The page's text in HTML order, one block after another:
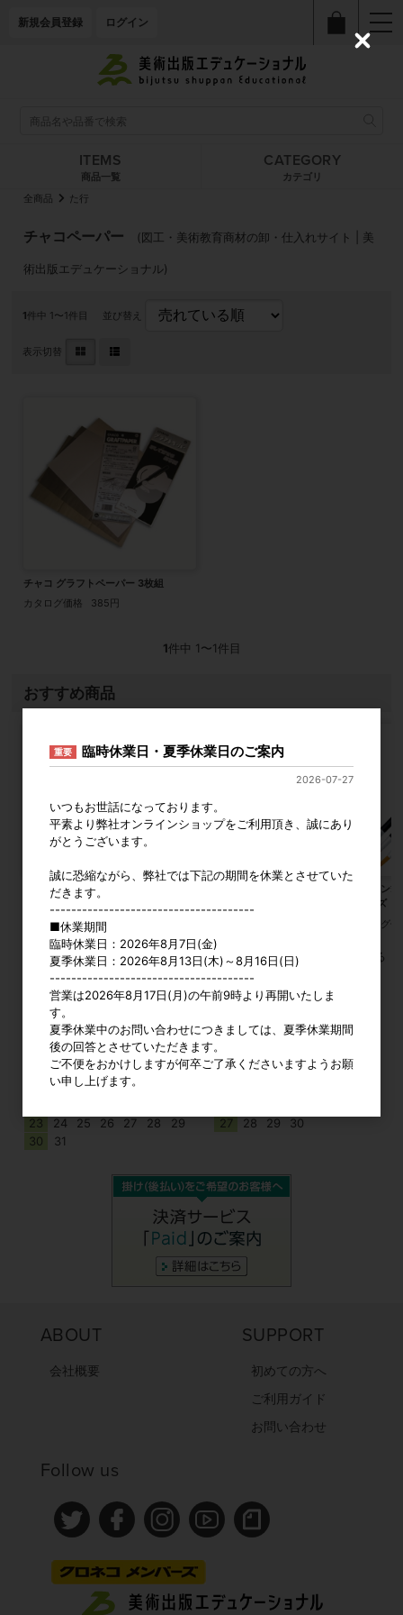
新規会員登録 ログイン
ITEMS
商品一覧
CATEGORY
カテゴリ
全商品
た行
チャコペーパー (図工・美術教育商材の卸・仕入れサイト | 美
術出版エデュケーショナル)
1件中 1〜1件目 並び替え
表示切替
チャコ グラフトペーパー 3枚組
カタログ価格
385円
1件中 1〜1件目
おすすめ商品
かた丸
カタログ価格
290円
参考上代
2,300円
デザイン
3サイズ
カタログ価
すべてのおすすめ商品を見る
月 火 水 木 金
土
1
3 4 5 6 7
8
10 11 12 13
23
24 25 26 27 28
29
30
31
日
月 火 水 木 金
6
7 8 9 10 11
27
28 29 30
ABOUT
会社概要
SUPPORT
初めての方へ
ご利用ガイド
お問い合わせ
Follow us
重要 臨時休業日・夏季休業日のご案内
2026-07-27
いつもお世話になっております。
平素より弊社オンラインショップをご利用頂き、誠にあり
がとうございます。
誠に恐縮ながら、弊社では下記の期間を休業とさせていた
だきます。
--------------------------------------
■休業期間
臨時休業日：2026年8月7日(金)
夏季休業日：2026年8月13日(木)～8月16日(日)
--------------------------------------
営業は2026年8月17日(月)の午前9時より再開いたしま
す。
夏季休業中のお問い合わせにつきましては、夏季休業期間
後の回答とさせていただきます。
ご不便をおかけしますが何卒ご了承くださいますようお願
い申し上げます。
C